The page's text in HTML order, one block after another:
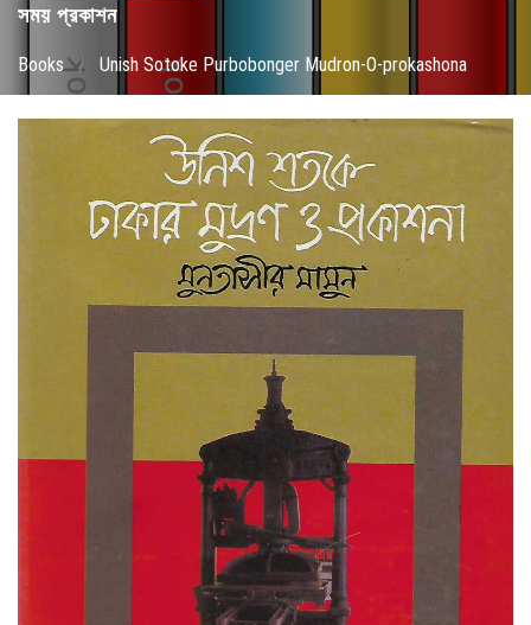
সময় প্রকাশন
Books / Unish Sotoke Purbobonger Mudron-O-prokashona